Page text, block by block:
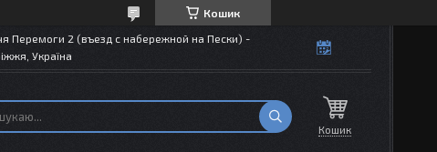
Кошик
Перемоги 2 (въезд с набережной на Пески) -
Україна
Кошик